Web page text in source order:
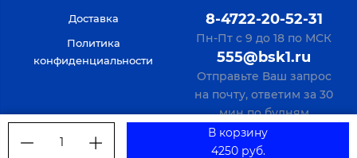
1
В корзину
4250 руб.
Доставка
Политика
конфиденциальности
8-4722-20-52-31
Пн-Пт с 9 до 18 по МСК
555@bsk1.ru
Отправьте Ваш запрос
на почту, ответим за 30
мин по будням